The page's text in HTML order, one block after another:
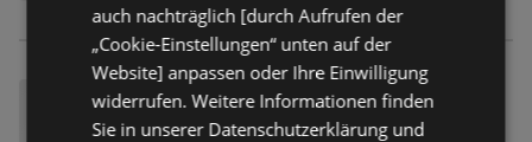
auch nachträglich [durch Aufrufen der
„Cookie-Einstellungen“ unten auf der
Website] anpassen oder Ihre Einwilligung
widerrufen. Weitere Informationen finden
Sie in unserer Datenschutzerklärung und